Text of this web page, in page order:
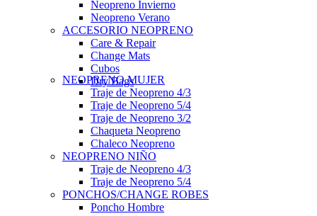
Neopreno Invierno
Neopreno Verano
ACCESORIO NEOPRENO
Care & Repair
Change Mats
Cubos
Dry Bags
NEOPRENO MUJER
Traje de Neopreno 4/3
Traje de Neopreno 5/4
Traje de Neopreno 3/2
Chaqueta Neopreno
Chaleco Neopreno
NEOPRENO NIÑO
Traje de Neopreno 4/3
Traje de Neopreno 5/4
PONCHOS/CHANGE ROBES
Poncho Hombre